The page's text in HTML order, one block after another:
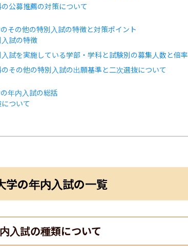
公募推薦の対策について
その他の特別入試の特徴と対策ポイント
試の特徴
試を実施している学部・学科と試験別の募集人数と倍率
その他の特別入試の出願基準と二次選抜について
年内入試の総括
ついて
学の年内入試の一覧
入試の種類について